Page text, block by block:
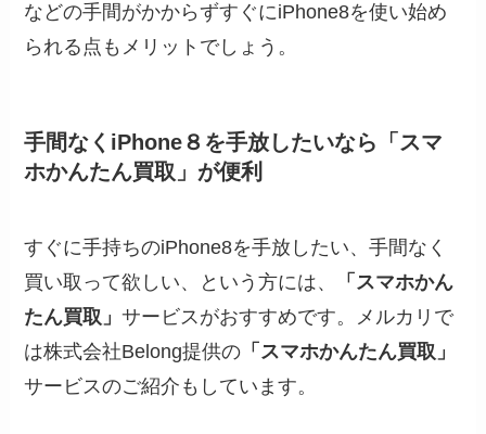
などの手間がかからずすぐにiPhone8を使い始め
られる点もメリットでしょう。
手間なくiPhone８を手放したいなら「スマ
ホかんたん買取」が便利
すぐに手持ちのiPhone8を手放したい、手間なく
買い取って欲しい、という方には、
「スマホかん
たん買取」サービスがおすすめです。メルカリで
は株式会社Belong提供の 「スマホかんたん買取」
サービスのご紹介もしています。